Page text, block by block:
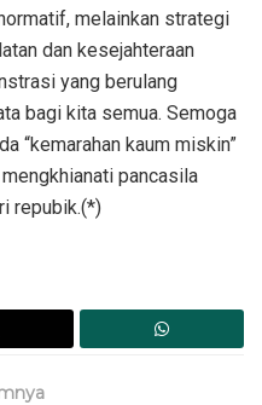
melainkan strategi
dan kesejahteraan
yang berulang
bagi kita semua. Semoga
“kemarahan kaum miskin”
pancasila
repubik.(*)